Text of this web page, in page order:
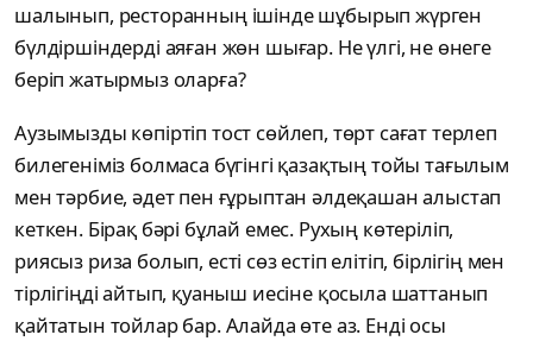
шалынып, ресторанның ішінде шұбырып жүрген
бүлдіршіндерді аяған жөн шығар. Не үлгі, не өнеге
беріп жатырмыз оларға?
Аузымызды көпіртіп тост сөйлеп, төрт сағат терлеп
билегеніміз болмаса бүгінгі қазақтың тойы тағылым
мен тәрбие, әдет пен ғұрыптан әлдеқашан алыстап
кеткен. Бірақ бәрі бұлай емес. Рухың көтеріліп,
риясыз риза болып, есті сөз естіп елітіп, бірлігің мен
тірлігіңді айтып, қуаныш иесіне қосыла шаттанып
қайтатын тойлар бар. Алайда өте аз. Енді осы